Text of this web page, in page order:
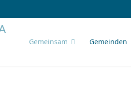
Gemeinsam Gemeinden